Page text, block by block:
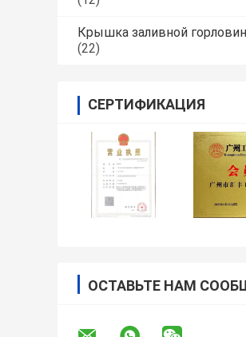
Крышка заливной
(22)
СЕРТИФИКАЦИЯ
ОСТАВЬТЕ НАМ